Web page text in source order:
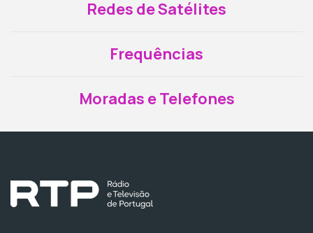
Redes de Satélites
Frequências
Moradas e Telefones